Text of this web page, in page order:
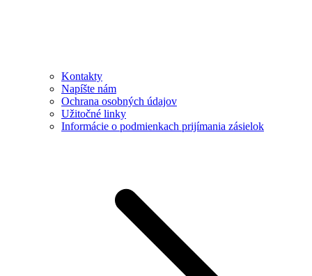
Kontakty
Napíšte nám
Ochrana osobných údajov
Užitočné linky
Informácie o podmienkach prijímania zásielok